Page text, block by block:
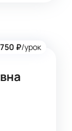
₽/урок